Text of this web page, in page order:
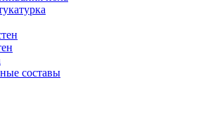
составы